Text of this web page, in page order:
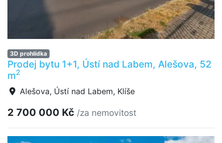
3D prohlídka
Prodej bytu 1+1, Ústí nad Labem, Alešova, 52
m2
Alešova, Ústí nad Labem, Klíše
2 700 000 Kč /za nemovitost